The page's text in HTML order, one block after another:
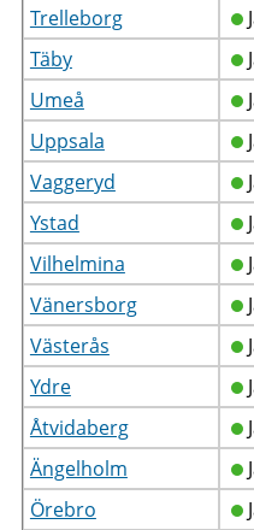
Trelleborg
Täby
Umeå
Uppsala
Vaggeryd
Ystad
Vilhelmina
Vänersborg
Västerås
Ydre
Åtvidaberg
Ängelholm
Örebro